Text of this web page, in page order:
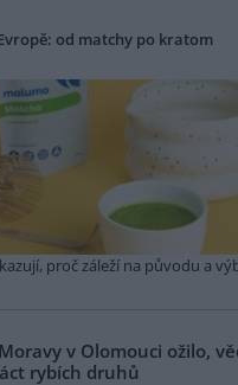
od matchy po kratom
proč záleží na původu a
v Olomouci ožilo,
rybích druhů